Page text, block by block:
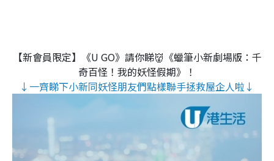
【新會員限定】《U GO》請你睇👹《蠟筆小新劇場版：千
奇百怪！我的妖怪假期》！
↓一齊睇下小新同妖怪朋友們點樣聯手拯救屋企人啦↓